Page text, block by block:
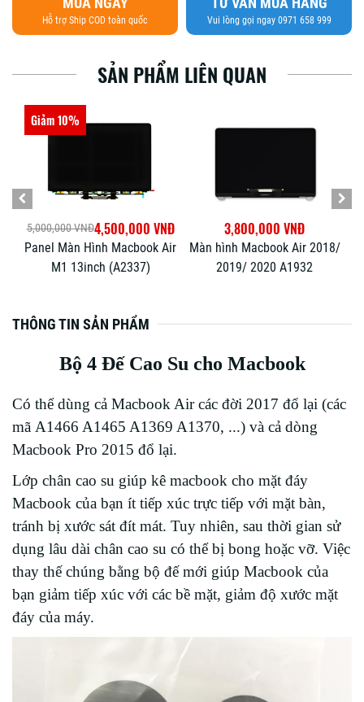
Hỗ trợ Ship COD toàn quốc Vui lòng gọi ngay 0971 658 999
SẢN PHẨM LIÊN QUAN
Giảm 10%
5,000,000 VNĐ4,500,000 VNĐ
Panel Màn Hình Macbook Air
M1 13inch (A2337)
3,800,000 VNĐ
Màn hình Macbook Air 2018/
2019/ 2020 A1932
THÔNG TIN SẢN PHẨM
Bộ 4 Đế Cao Su cho Macbook
Có thể dùng cả Macbook Air các đời 2017 đổ lại (các
mã A1466 A1465 A1369 A1370, ...) và cả dòng
Macbook Pro 2015 đổ lại.
Lớp chân cao su giúp kê macbook cho mặt đáy
Macbook của bạn ít tiếp xúc trực tiếp với mặt bàn,
tránh bị xước sát đít mát. Tuy nhiên, sau thời gian sử
dụng lâu dài chân cao su có thể bị bong hoặc vỡ. Việc
thay thế chúng bằng bộ đế mới giúp Macbook của
bạn giảm tiếp xúc với các bề mặt, giảm độ xước mặt
đáy của máy.